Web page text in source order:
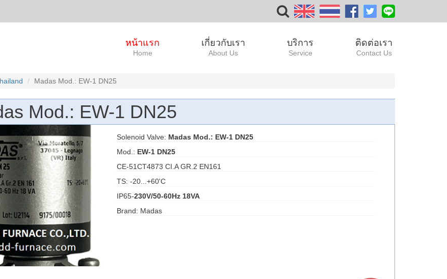
หน้าแรก
Home
เกี่ยวกับเรา
About Us
บริการ
Service
ติดต่อเรา
Contact Us
Madas Mod.: EW-1 DN25
Mod.: EW-1 DN25
Solenoid Valve: Madas Mod.: EW-1 DN25
Mod.: EW-1 DN25
CE-51CT4873 CI.A GR.2 EN161
TS: -20...+60'C
IP65-230V/50-60Hz 18VA
Brand: Madas